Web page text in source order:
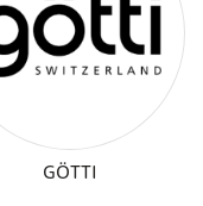
GÖTTI